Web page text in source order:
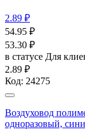
2.89 ₽
54.95 ₽
53.30 ₽
в статусе Для
2.89 ₽
Код: 24275
Воздуховод
одноразовый,